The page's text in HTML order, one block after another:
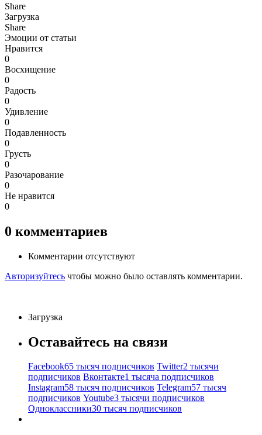
Share
Загрузка
Share
Эмоции от статьи
Нравится
0
Восхищение
0
Радость
0
Удивление
0
Подавленность
0
Грусть
0
Разочарование
0
Не нравится
0
0 комментариев
Комментарии отсутствуют
Авторизуйтесь чтобы можно было оставлять комментарии.
Загрузка
Оставайтесь на связи
Facebook65 тысяч подписчиков Twitter2 тысячи
подписчиков Вконтакте1 тысяча подписчиков
Instagram58 тысяч подписчиков Telegram57 тысяч
подписчиков Youtube3 тысячи подписчиков
Одноклассники30 тысяч подписчиков